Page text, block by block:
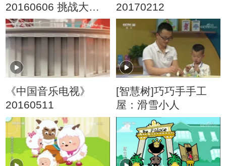
20160606 挑战大现
场
20170212
《中国音乐电视》
20160511
[智慧树]巧巧手手工
屋：滑雪小人